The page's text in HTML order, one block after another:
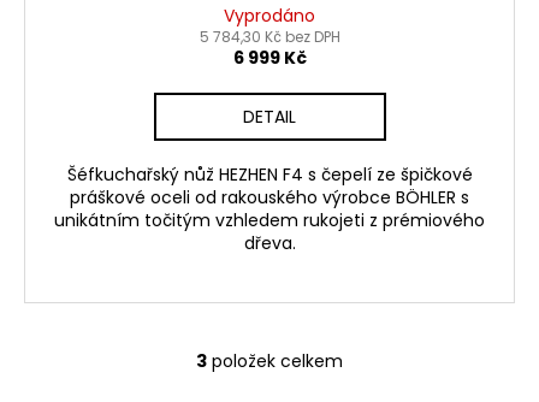
Vyprodáno
5 784,30 Kč bez DPH
6 999 Kč
DETAIL
Šéfkuchařský nůž HEZHEN F4 s čepelí ze špičkové
práškové oceli od rakouského výrobce BÖHLER s
unikátním točitým vzhledem rukojeti z prémiového
dřeva.
O
3 položek celkem